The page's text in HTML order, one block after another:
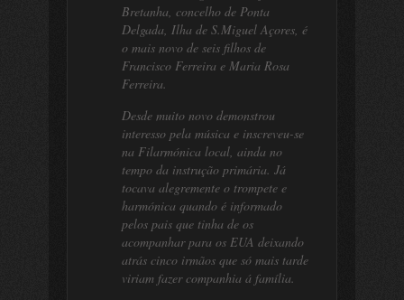
Bretanha, concelho de Ponta
Delgada, Ilha de S.Miguel Açores, é
o mais novo de seis filhos de
Francisco Ferreira e Maria Rosa
Ferreira.
Desde muito novo demonstrou
interesso pela música e inscreveu-se
na Filarmónica local, ainda no
tempo da instrução primária. Já
tocava alegremente o trompete e
harmónica quando é informado
pelos pais que tinha de os
acompanhar para os EUA deixando
atrás cinco irmãos que só mais tarde
viriam fazer companhia á família.